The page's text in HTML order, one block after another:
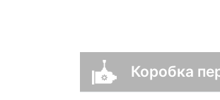
Коробка